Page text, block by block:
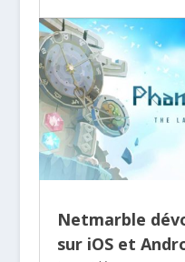
Netmarble
sur iOS et